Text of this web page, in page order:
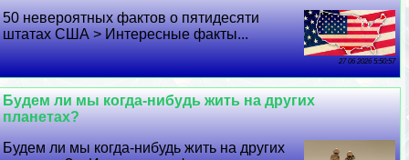
50 невероятных фактов о пятидесяти
штатах США > Интересные факты...
27 06 2026 5:50:57
Будем ли мы когда-нибудь жить на других
планетах?
Будем ли мы когда-нибудь жить на других